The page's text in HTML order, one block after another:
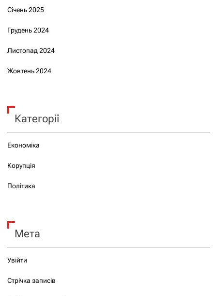
Січень 2025
Грудень 2024
Листопад 2024
Жовтень 2024
Категорії
Економіка
Корупція
Політика
Мета
Увійти
Стрічка записів